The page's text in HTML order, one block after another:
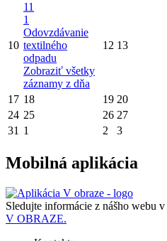
10
11
1
Odovzdávanie
textilného
odpadu
Zobraziť všetky
záznamy z dňa
12 13
17 18 19 20
24 25 26 27
31 1 2 3
Mobilná aplikácia
Sledujte informácie z nášho webu v
V OBRAZE.